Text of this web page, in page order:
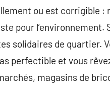
ou est corrigible :
pour l’environnement.
solidaires de quartier.
perfectible et vous
magasins de